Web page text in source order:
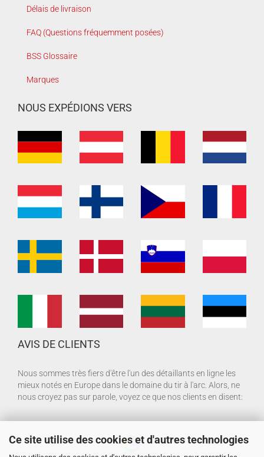
Ce site utilise des cookies et d'autres technologies
Délais de livraison
FAQ (Questions fréquemment posées)
BSS Glossaire
Marques
NOUS EXPÉDIONS VERS
AVIS DE CLIENTS
Nous sommes très fiers d'être l'un des détaillants en ligne les
mieux notés en Europe dans le domaine du tir à l'arc. Alors, ne
nous croyez pas sur parole, voyez ce que nos clients en disent: